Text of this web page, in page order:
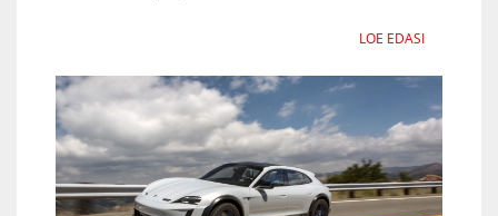
LOE EDASI